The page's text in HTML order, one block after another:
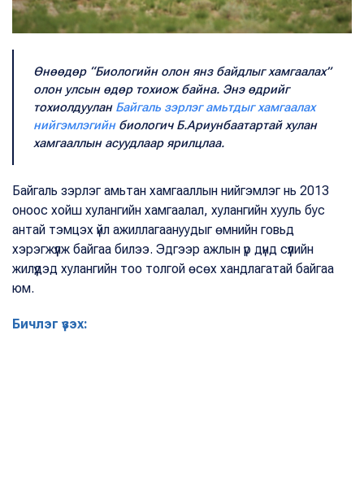
Өнөөдөр “Биологийн олон янз байдлыг хамгаалах”
олон улсын өдөр тохиож байна. Энэ өдрийг
тохиолдуулан Байгаль зэрлэг амьтдыг хамгаалах
нийгэмлэгийн биологич Б.Ариунбаатартай хулан
хамгааллын асуудлаар ярилцлаа.
Байгаль зэрлэг амьтан хамгааллын нийгэмлэг нь 2013
оноос хойш хулангийн хамгаалал, хулангийн хууль бус
антай тэмцэх үйл ажиллагаануудыг өмнийн говьд
хэрэгжүүлж байгаа билээ. Эдгээр ажлын үр дүнд сүүлийн
жилүүдэд хулангийн тоо толгой өсөх хандлагатай байгаа
юм.
Бичлэг үзэх: